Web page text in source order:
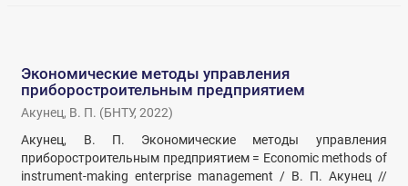
Экономические методы управления
приборостроительным предприятием
Акунец, В. П. (БНТУ,2022)
Акунец, В. П. Экономические методы управления
приборостроительным предприятием = Economic methods of
instrument-making enterprise management / В. П. Акунец //